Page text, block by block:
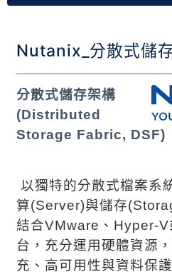
Nutanix_分散式儲
分散式儲存架構
(Distributed
Storage Fabric, DSF)
以獨特的分散式檔案系
算(Server)與儲存
結合VMware 、 Hyper-V
台，充分運用硬體資源
充、高可用性與資料保